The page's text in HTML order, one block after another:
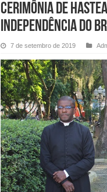
Cerimônia de
Independência do
7 de setembro de 2019